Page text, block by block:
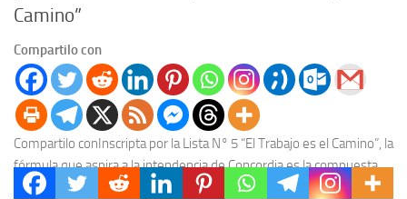
Camino”
Compartilo con
Compartilo conInscripta por la Lista N° 5 “El Trabajo es el Camino”, la
fórmula que aspira a la intendencia de Concordia es la compuesta
por...